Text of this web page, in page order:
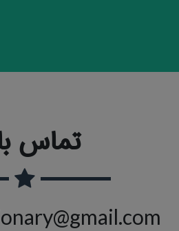
تماس